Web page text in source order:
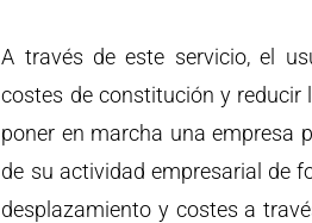
A través de este servicio, el
costes de constitución y
poner en marcha una empresa
de su actividad empresarial de
desplazamiento y costes a